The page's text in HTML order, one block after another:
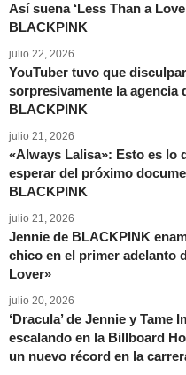
Así suena ‘Less Than a
BLACKPINK
julio 22, 2026
YouTuber tuvo que
sorpresivamente la agencia
BLACKPINK
julio 21, 2026
«Always Lalisa»: Esto es lo
esperar del próximo
BLACKPINK
julio 21, 2026
Jennie de BLACKPINK
chico en el primer adelanto
Lover»
julio 20, 2026
‘Dracula’ de Jennie y Tame
escalando en la Billboard
un nuevo récord en la